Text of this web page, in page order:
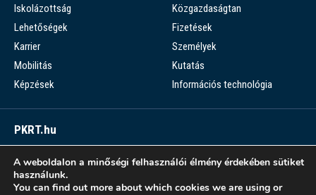
Iskolázottság
Lehetőségek
Karrier
Mobilitás
Képzések
Közgazdaságtan
Fizetések
Személyek
Kutatás
Információs technológia
PKRT.hu
Piaci Kérdések Részletes Tára
PKRT >
A weboldalon a minőségi felhasználói élmény érdekében sütiket
használunk.
You can find out more about which cookies we are using or